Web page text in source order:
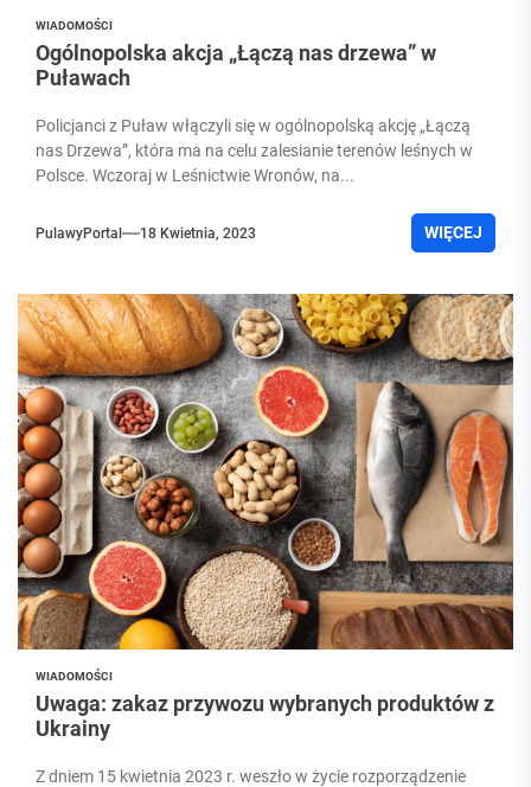
WIADOMOŚCI
Ogólnopolska akcja „Łączą nas drzewa” w
Puławach
Policjanci z Puław włączyli się w ogólnopolską akcję „Łączą
nas Drzewa”, która ma na celu zalesianie terenów leśnych w
Polsce. Wczoraj w Leśnictwie Wronów, na...
PulawyPortal 18 Kwietnia, 2023 WIĘCEJ
WIADOMOŚCI
Uwaga: zakaz przywozu wybranych produktów z
Ukrainy
Z dniem 15 kwietnia 2023 r. weszło w życie rozporządzenie